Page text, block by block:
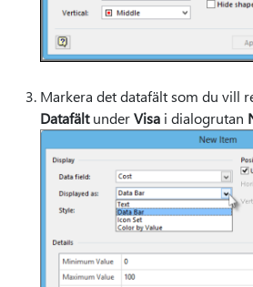
Markera det datafält som du vill
DatafältunderVisa i dialogrutan